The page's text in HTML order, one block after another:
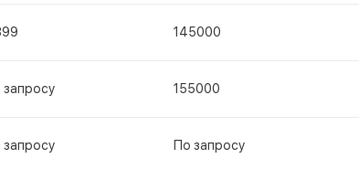
145000
запросу 155000
запросу По запросу